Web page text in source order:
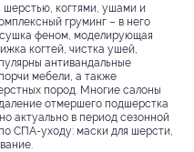
шерстью, когтями, ушами и
груминг – в него
феном, моделирующая
когтей, чистка ушей,
антивандальные
мебели, а также
пород. Многие салоны
отмершего подшерстка
актуально в период сезонной
СПА-уходу: маски для шерсти,